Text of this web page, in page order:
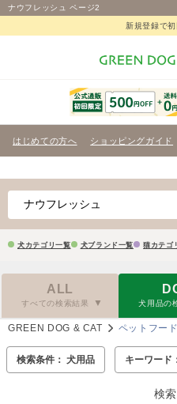
ナウフレッシュ ページ2
新規登録で
はじめての方へ ショッピングガイド
犬カテゴリ一覧 犬ブランド一覧 猫カテゴ
ALL
すべての検索結果 犬用品の
GREEN DOG & CAT ペットフー
検索条件： 犬用品 キーワード
検